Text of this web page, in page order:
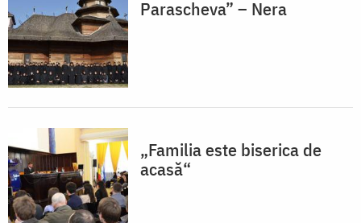
Parascheva” – Nera
„Familia este biserica de
acasă“